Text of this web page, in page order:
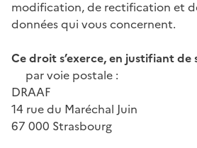
modification, de rectification et
données qui vous concernent.
Ce droit s’exerce, en justifiant de
par voie postale :
DRAAF
14 rue du Maréchal Juin
67 000 Strasbourg